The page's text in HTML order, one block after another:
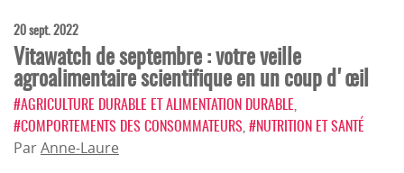
20 sept. 2022
Vitawatch de septembre : votre veille
agroalimentaire scientifique en un coup d'œil
#AGRICULTURE DURABLE ET ALIMENTATION DURABLE
#COMPORTEMENTS DES CONSOMMATEURS #NUTRITION ET SANTÉ
ParAnne-Laure